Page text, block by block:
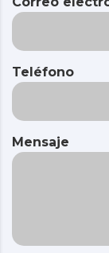
Teléfono
Mensaje